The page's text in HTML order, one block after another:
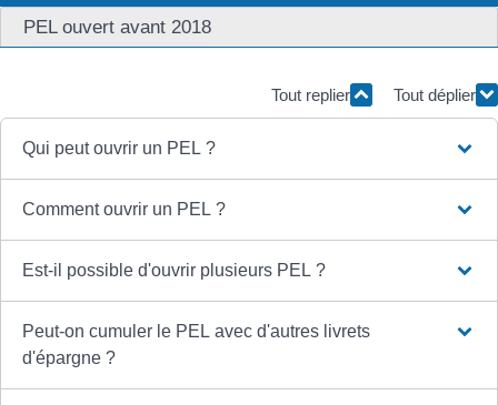
PEL ouvert avant 2018
Tout replier Tout déplier
Qui peut ouvrir un PEL ?
Comment ouvrir un PEL ?
Est-il possible d'ouvrir plusieurs PEL ?
Peut-on cumuler le PEL avec d'autres livrets
d'épargne ?